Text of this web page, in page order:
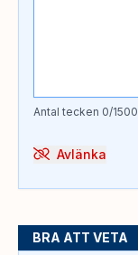
Antal tecken 0/1500
Avlänka
BRA ATT VETA